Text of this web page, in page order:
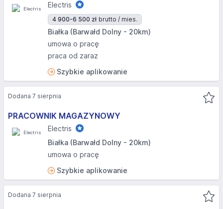
Electris
4 900-6 500 zł brutto / mies.
Białka (Barwałd Dolny - 20km)
umowa o pracę
praca od zaraz
Szybkie aplikowanie
PRACOWNIK MAGAZYNOWY
Electris
Białka (Barwałd Dolny - 20km)
umowa o pracę
Szybkie aplikowanie
Dodana 7 sierpnia
Dodana 7 sierpnia